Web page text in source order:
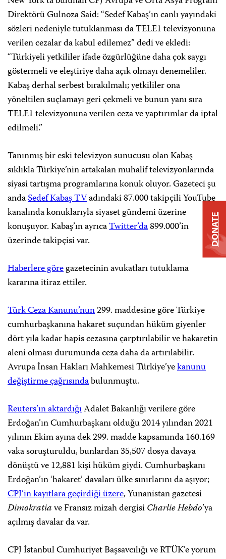
Direktörü Gulnoza Said: “Sedef Kabaş’ın canlı yayındaki
sözleri nedeniyle tutuklanması da TELE1 televizyonuna
verilen cezalar da kabul edilemez” dedi ve ekledi:
“Türkiyeli yetkililer ifade özgürlüğüne daha çok saygı
göstermeli ve eleştiriye daha açık olmayı denemeliler.
Kabaş derhal serbest bırakılmalı; yetkililer ona
yöneltilen suçlamayı geri çekmeli ve bunun yanı sıra
TELE1 televizyonuna verilen ceza ve yaptırımlar da iptal
edilmeli.”
Tanınmış bir eski televizyon sunucusu olan Kabaş
sıklıkla Türkiye’nin artakalan muhalif televizyonlarında
siyasi tartışma programlarına konuk oluyor. Gazeteci şu
andaSedef Kabaş TVadındaki 87.000 takipçili YouTube
kanalında konuklarıyla siyaset gündemi üzerine
konuşuyor. Kabaş’ın ayrıcaTwitter’da899.000’in
üzerinde takipçisi var.
Haberlere göregazetecinin avukatları tutuklama
kararına itiraz ettiler.
Türk Ceza Kanunu’nun299. maddesine göre Türkiye
cumhurbaşkanına hakaret suçundan hüküm giyenler
dört yıla kadar hapis cezasına çarptırılabilir ve hakaretin
aleni olması durumunda ceza daha da artırılabilir.
Avrupa İnsan Hakları Mahkemesi Türkiye’yekanunu
değiştirme çağrısındabulunmuştu.
Reuters’ın aktardığıAdalet Bakanlığı verilere göre
Erdoğan’ın Cumhurbaşkanı olduğu 2014 yılından 2021
yılının Ekim ayına dek 299. madde kapsamında 160.169
vaka soruşturuldu, bunlardan 35,507 dosya davaya
dönüştü ve 12,881 kişi hüküm giydi. Cumhurbaşkanı
Erdoğan’ın ‘hakaret’ davaları ülke sınırlarını da aşıyor;
CPJ’in kayıtlara geçirdiği üzere, Yunanistan gazetesi
Dimokratiave Fransız mizah dergisiCharlie Hebdo’ya
açılmış davalar da var.
CPJ İstanbul Cumhuriyet Başsavcılığı ve RTÜK’e yorum
DONATE